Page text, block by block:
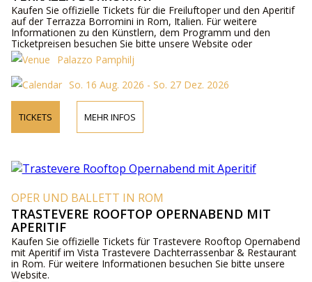
Kaufen Sie offizielle Tickets für die Freiluftoper und den Aperitif
auf der Terrazza Borromini in Rom, Italien. Für weitere
Informationen zu den Künstlern, dem Programm und den
Ticketpreisen besuchen Sie bitte unsere Website oder
kontaktieren Sie uns telefonisch.
Palazzo Pamphilj
So. 16 Aug. 2026 - So. 27 Dez. 2026
TICKETS MEHR INFOS
OPER UND BALLETT IN ROM
TRASTEVERE ROOFTOP OPERNABEND MIT
APERITIF
Kaufen Sie offizielle Tickets für Trastevere Rooftop Opernabend
mit Aperitif im Vista Trastevere Dachterrassenbar & Restaurant
in Rom. Für weitere Informationen besuchen Sie bitte unsere
Website.